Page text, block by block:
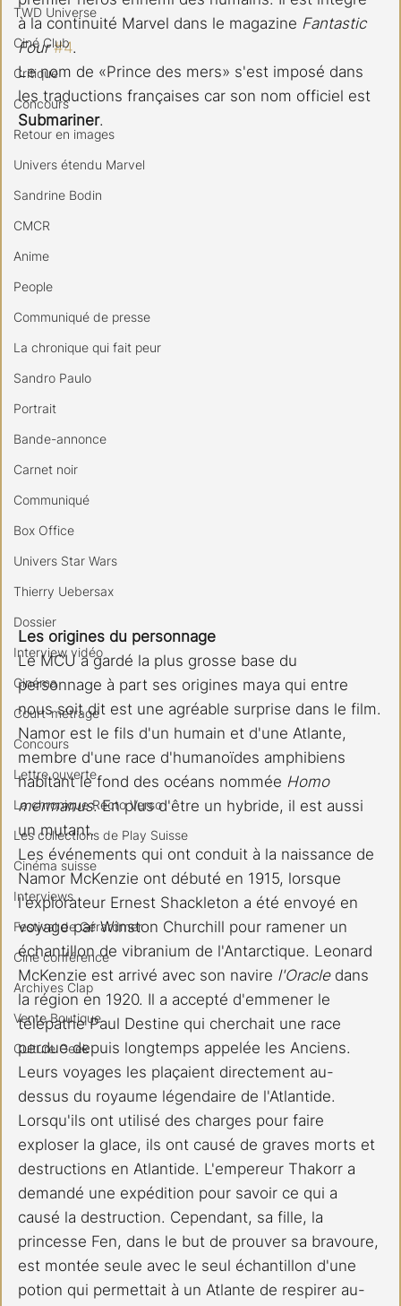
TWD Universe
Ciné Club
Critique
Concours
Retour en images
Univers étendu Marvel
Sandrine Bodin
CMCR
Anime
People
Communiqué de presse
La chronique qui fait peur
Sandro Paulo
Portrait
Bande-annonce
Carnet noir
Communiqué
Box Office
Univers Star Wars
Thierry Uebersax
Dossier
Interview vidéo
Cinéma
Court-métrage
Concours
Lettre ouverte
La chronique Recto Verso
Les collections de Play Suisse
Cinéma suisse
Interviews
Festival de Gérardmer
Ciné conférence
Archives Clap
Vente Boutique
Culture Geek
à la continuité Marvel dans le magazine Fantastic
Four #4.
Le nom de «Prince des mers» s'est imposé dans
les traductions françaises car son nom officiel est
Submariner.
Les origines du personnage
Le MCU a gardé la plus grosse base du
personnage à part ses origines maya qui entre
nous soit dit est une agréable surprise dans le film.
Namor est le fils d'un humain et d'une Atlante,
membre d'une race d'humanoïdes amphibiens
habitant le fond des océans nommée Homo
mermanus. En plus d'être un hybride, il est aussi
un mutant.
Les événements qui ont conduit à la naissance de
Namor McKenzie ont débuté en 1915, lorsque
l'explorateur Ernest Shackleton a été envoyé en
voyage par Winston Churchill pour ramener un
échantillon de vibranium de l'Antarctique. Leonard
McKenzie est arrivé avec son navire l'Oracle dans
la région en 1920. Il a accepté d'emmener le
télépathe Paul Destine qui cherchait une race
perdue depuis longtemps appelée les Anciens.
Leurs voyages les plaçaient directement au-
dessus du royaume légendaire de l'Atlantide.
Lorsqu'ils ont utilisé des charges pour faire
exploser la glace, ils ont causé de graves morts et
destructions en Atlantide. L'empereur Thakorr a
demandé une expédition pour savoir ce qui a
causé la destruction. Cependant, sa fille, la
princesse Fen, dans le but de prouver sa bravoure,
est montée seule avec le seul échantillon d'une
potion qui permettait à un Atlante de respirer au-